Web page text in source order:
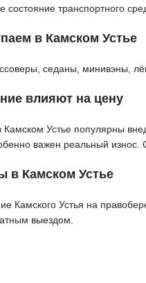
транспортного
в Камском Устье
седаны, минивэны,
влияют на цену
Устье популярны
важен реальный
в Камском Устье
Камского Устья на
выездом.